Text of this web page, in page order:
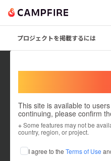
プロジェクトを掲載するには
This site is available to
continuing, please confirm
※ Some features may not be
country, region, or project.
I agree to the Terms of Use
これまでに4回支援して1件のプ